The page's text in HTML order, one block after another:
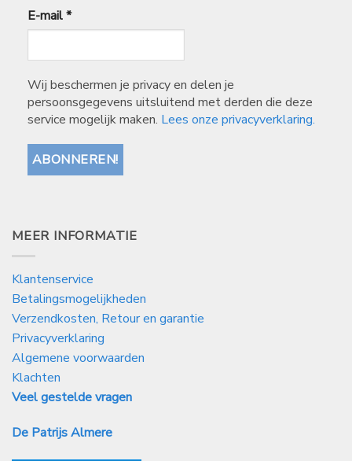
E-mail*
Wij beschermen je privacy en delen je
persoonsgegevens uitsluitend met derden die deze
service mogelijk maken. Lees onze privacyverklaring.
MEER INFORMATIE
Klantenservice
Betalingsmogelijkheden
Verzendkosten, Retour en garantie
Privacyverklaring
Algemene voorwaarden
Klachten
Veel gestelde vragen
De Patrijs Almere